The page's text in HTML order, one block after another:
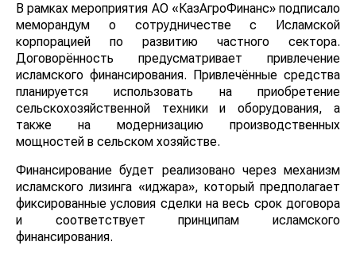
В рамках мероприятия АО «КазАгроФинанс» подписало
меморандум о сотрудничестве с Исламской
корпорацией по развитию частного сектора.
Договорённость предусматривает привлечение
исламского финансирования. Привлечённые средства
планируется использовать на приобретение
сельскохозяйственной техники и оборудования, а
также на модернизацию производственных
мощностей в сельском хозяйстве.
Финансирование будет реализовано через механизм
исламского лизинга «иджара», который предполагает
фиксированные условия сделки на весь срок договора
и соответствует принципам исламского
финансирования.